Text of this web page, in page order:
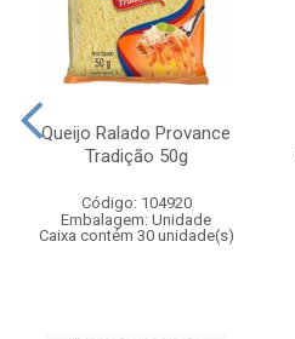
Queijo Ralado Provance
Tradição 50g
Código: 104920
Embalagem: Unidade
Caixa contém 30 unidade(s)